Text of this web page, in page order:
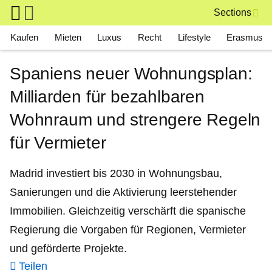
Skip to main content
Sections
Main navigation
Kaufen Mieten Luxus Recht Lifestyle Erasmus
Spaniens neuer Wohnungsplan:
Milliarden für bezahlbaren
Wohnraum und strengere Regeln
für Vermieter
Madrid investiert bis 2030 in Wohnungsbau,
Sanierungen und die Aktivierung leerstehender
Immobilien. Gleichzeitig verschärft die spanische
Regierung die Vorgaben für Regionen, Vermieter
und geförderte Projekte.
Teilen